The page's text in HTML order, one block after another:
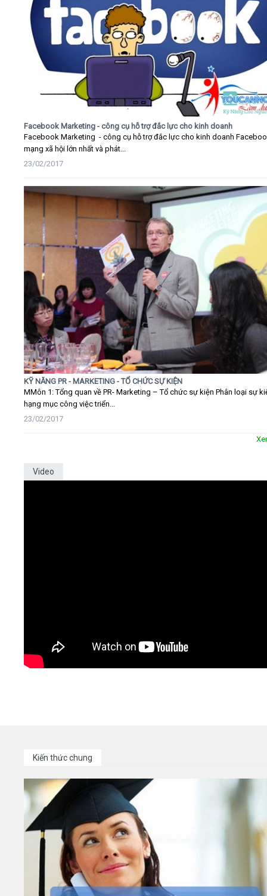
Facebook Marketing - công cụ hỗ trợ đắc lực cho kinh doanh
Facebook Marketing - công cụ hỗ trợ đắc lực cho kinh doanh
mạng xã hội lớn nhất và phát...
23/02/2017
KỸ NĂNG PR - MARKETING - TỔ CHỨC SỰ KIỆN
MMôn 1: Tổng quan về PR- Marketing – Tổ chức sự kiện Phân loại sự
hạng mục công việc triển...
23/02/2017
Video
Kiến thức chung